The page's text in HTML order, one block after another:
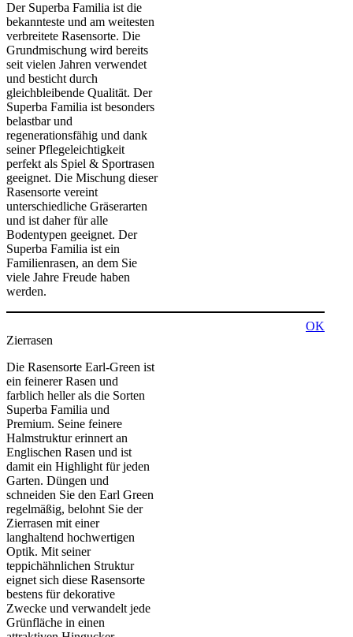
Der Superba Familia ist die
bekannteste und am weitesten
verbreitete Rasensorte. Die
Grundmischung wird bereits
seit vielen Jahren verwendet
und besticht durch
gleichbleibende Qualität. Der
Superba Familia ist besonders
belastbar und
regenerationsfähig und dank
seiner Pflegeleichtigkeit
perfekt als Spiel & Sportrasen
geeignet. Die Mischung dieser
Rasensorte vereint
unterschiedliche Gräserarten
und ist daher für alle
Bodentypen geeignet. Der
Superba Familia ist ein
Familienrasen, an dem Sie
viele Jahre Freude haben
werden.
OK
Zierrasen
Die Rasensorte Earl-Green ist
ein feinerer Rasen und
farblich heller als die Sorten
Superba Familia und
Premium. Seine feinere
Halmstruktur erinnert an
Englischen Rasen und ist
damit ein Highlight für jeden
Garten. Düngen und
schneiden Sie den Earl Green
regelmäßig, belohnt Sie der
Zierrasen mit einer
langhaltend hochwertigen
Optik. Mit seiner
teppichähnlichen Struktur
eignet sich diese Rasensorte
bestens für dekorative
Zwecke und verwandelt jede
Grünfläche in einen